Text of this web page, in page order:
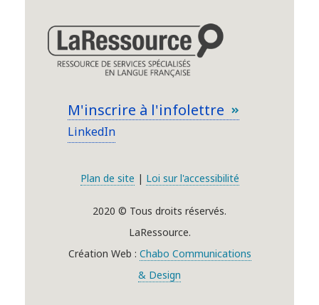
M'inscrire à l'infolettre
LinkedIn
Plan de site | Loi sur l'accessibilité
2020 © Tous droits réservés.
LaRessource.
Création Web : Chabo Communications
& Design